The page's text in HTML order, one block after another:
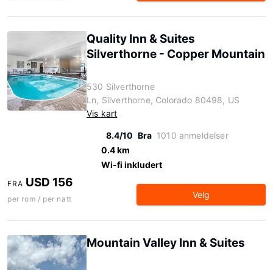
Quality Inn & Suites
Silverthorne - Copper Mountain
530 Silverthorne
Ln, Silverthorne, Colorado 80498, US
Vis kart
8.4/10 Bra 1010 anmeldelser
0.4 km
Wi-fi inkludert
FRA USD 156
per rom / per natt Velg
Mountain Valley Inn & Suites